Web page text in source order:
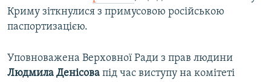
Криму зіткнулися з примусовою російською
паспортизацією.
Уповноважена Верховної Ради з прав людини
Людмила Денісова під час виступу на комітеті